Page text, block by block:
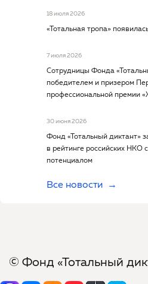
18 июля 2026
«Тотальная тропа»
7 июля 2026
Сотрудницы Фонда
победителем и призером
профессиональной премии
30 июня 2026
Фонд «Тотальный диктант»
в рейтинге российских НКО
потенциалом
Все новости
© Фонд «Тотальный